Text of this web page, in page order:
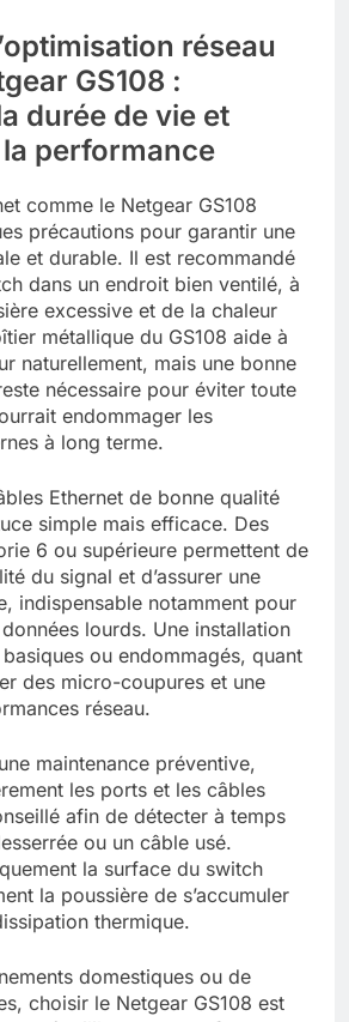
réseau
GS108 :
durée de vie et
performance
comme le Netgear GS108
précautions pour garantir une
et durable. Il est recommandé
dans un endroit bien ventilé, à
excessive et de la chaleur
métallique du GS108 aide à
naturellement, mais une bonne
nécessaire pour éviter toute
endommager les
à long terme.
Ethernet de bonne qualité
simple mais efficace. Des
6 ou supérieure permettent de
du signal et d’assurer une
indispensable notamment pour
lourds. Une installation
ou endommagés, quant
des micro-coupures et une
réseau.
maintenance préventive,
les ports et les câbles
afin de détecter à temps
ou un câble usé.
la surface du switch
la poussière de s’accumuler
thermique.
domestiques ou de
choisir le Netgear GS108 est